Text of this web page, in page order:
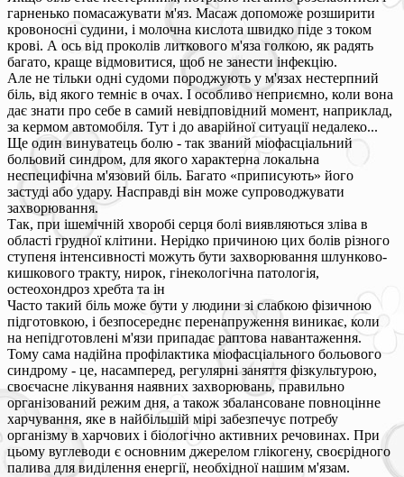
гарненько помасажувати м'яз. Масаж допоможе розширити
кровоносні судини, і молочна кислота швидко піде з током
крові. А ось від проколів литкового м'яза голкою, як радять
багато, краще відмовитися, щоб не занести інфекцію.
Але не тільки одні судоми породжують у м'язах нестерпний
біль, від якого темніє в очах. І особливо неприємно, коли вона
дає знати про себе в самий невідповідний момент, наприклад,
за кермом автомобіля. Тут і до аварійної ситуації недалеко...
Ще один винуватець болю - так званий міофасціальний
больовий синдром, для якого характерна локальна
неспецифічна м'язовий біль. Багато «приписують» його
застуді або удару. Насправді він може супроводжувати
захворювання.
Так, при ішемічній хворобі серця болі виявляються зліва в
області грудної клітини. Нерідко причиною цих болів різного
ступеня інтенсивності можуть бути захворювання шлунково-
кишкового тракту, нирок, гінекологічна патологія,
остеохондроз хребта та ін
Часто такий біль може бути у людини зі слабкою фізичною
підготовкою, і безпосереднє перенапруження виникає, коли
на непідготовлені м'язи припадає раптова навантаження.
Тому сама надійна профілактика міофасціального больового
синдрому - це, насамперед, регулярні заняття фізкультурою,
своєчасне лікування наявних захворювань, правильно
організований режим дня, а також збалансоване повноцінне
харчування, яке в найбільшій мірі забезпечує потребу
організму в харчових і біологічно активних речовинах. При
цьому вуглеводи є основним джерелом глікогену, своєрідного
палива для виділення енергії, необхідної нашим м'язам.